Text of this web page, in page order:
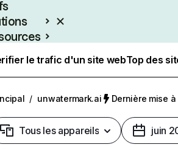
le trafic d'un site webTop des
/ unwatermark.ai Dernière mise
Tous les appareils juin